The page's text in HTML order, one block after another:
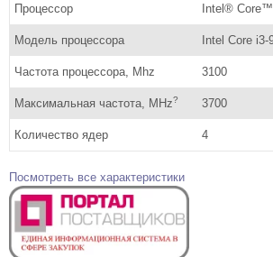
Процессор Intel®
Модель процессора Intel Core i3-
Частота процессора, Mhz 3100
Максимальная частота, MHz? 3700
Количество ядер 4
Посмотреть все характеристики